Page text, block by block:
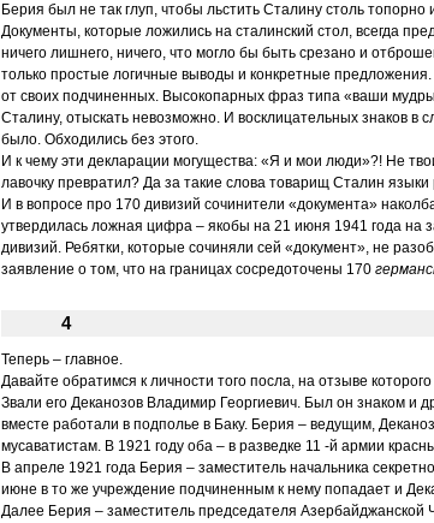
Берия был не так глуп, чтобы льстить Сталину столь
Документы, которые ложились на сталинский стол, всегда
ничего лишнего, ничего, что могло бы быть срезано и
только простые логичные выводы и конкретные
от своих подчиненных. Высокопарных фраз типа «ваши
Сталину, отыскать невозможно. И восклицательных знаков в
было. Обходились без этого.
И к чему эти декларации могущества: «Я и мои люди»?! Не
лавочку превратил? Да за такие слова товарищ Сталин языки
И в вопросе про 170 дивизий сочинители «документа»
утвердилась ложная цифра – якобы на 21 июня 1941 года на
дивизий. Ребятки, которые сочиняли сей «документ», не
заявление о том, что на границах сосредоточены 170
4
Теперь – главное.
Давайте обратимся к личности того посла, на отзыве
Звали его Деканозов Владимир Георгиевич. Был он знаком и
вместе работали в подполье в Баку. Берия – ведущим,
мусаватистам. В 1921 году оба – в разведке 11 -й армии
В апреле 1921 года Берия – заместитель начальника
июне в то же учреждение подчиненным к нему попадает и
Далее Берия – заместитель председателя Азербайджанской